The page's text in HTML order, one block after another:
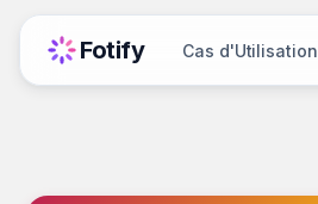
Fotify Cas d'Utilisation